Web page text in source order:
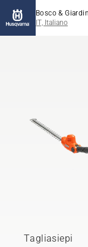
Bosco &
IT, Italiano
Tagliasiepi